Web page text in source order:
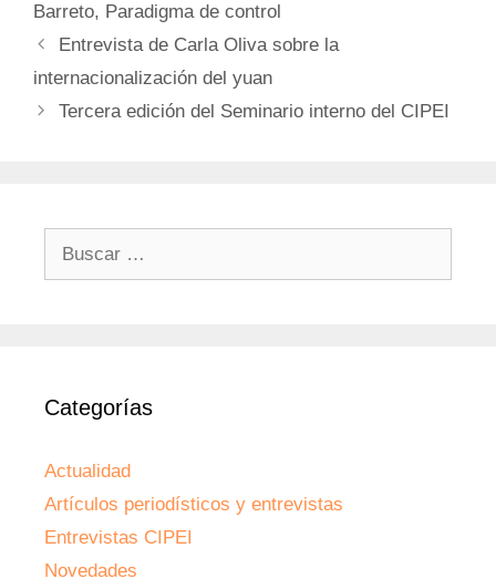
Barreto, Paradigma de control
Entrevista de Carla Oliva sobre la
internacionalización del yuan
Tercera edición del Seminario interno del CIPEI
Categorías
Actualidad
Artículos periodísticos y entrevistas
Entrevistas CIPEI
Novedades